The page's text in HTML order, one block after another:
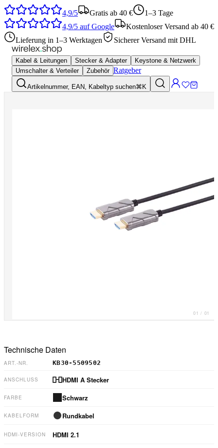
4,9/5 Gratis ab 40 €
1–3 Tage
4,9/5 auf Google
Kostenloser Versand ab 40 €
Lieferung in 1–3 Werktagen
Sicherer Versand mit DHL
Kabel & Leitungen Stecker & Adapter
Keystone & Netzwerk
Umschalter & Verteiler
Zubehör Ratgeber
Artikelnummer, EAN, Kabeltyp suchen⌘K
01 / 01
Technische Daten
ART.-NR. KB30-5509502
ANSCHLUSS HDMI A Stecker
FARBE Schwarz
KABELFORM Rundkabel
HDMI-VERSION HDMI 2.1